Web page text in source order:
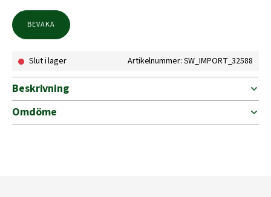
BEVAKA
Slut i lager Artikelnummer: SW_IMPORT_32588
Beskrivning
Omdöme